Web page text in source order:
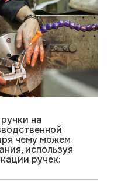
на
чему можем
используя
ручек: